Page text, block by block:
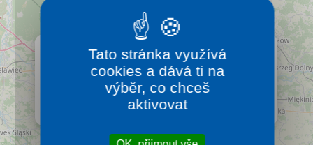
Atrakce
O nás
Kontakt
Dolní Slezsko
Jizerské hory dokáží nabídnout nenáročné túry na
svých zarovnaných vrcholcích s četnými rašeliništi a
výhledy do Česka a Polska.
Tato stránka využívá
cookies a dává ti na
výběr, co chceš
aktivovat